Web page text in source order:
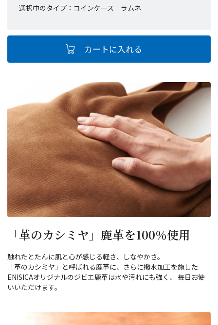
選択中のタイプ：コインケース ラムネ
「革のカシミヤ」鹿革を100％使用
触れたとたんに肌と心が感じる軽さ、しなやかさ。
「革のカシミヤ」と呼ばれる鹿革に、さらに撥水加工を施した
ENISICAオリジナルのジビエ鹿革は水や汚れにも強く、 毎日お使
いいただけます。